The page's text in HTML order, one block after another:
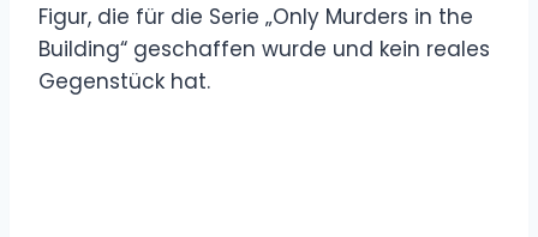
Figur, die für die Serie „Only Murders in the
Building“ geschaffen wurde und kein reales
Gegenstück hat.